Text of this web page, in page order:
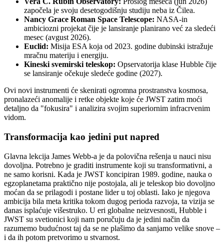
započela je svoju desetogodišnju studiju neba iz Čilea.
Nancy Grace Roman Space Telescope: NASA-in
ambiciozni projekat čije je lansiranje planirano već za sledeći
mesec (avgust 2026).
Euclid: Misija ESA koja od 2023. godine dubinski istražuje
mračnu materiju i energiju.
Kineski svemirski teleskop: Opservatorija klase Hubble čije
se lansiranje očekuje sledeće godine (2027).
Ovi novi instrumenti će skenirati ogromna prostranstva kosmosa,
pronalazeći anomalije i retke objekte koje će JWST zatim moći
detaljno da "fokusira" i analizira svojim superiornim infracrvenim
vidom.
Transformacija kao jedini put napred
Glavna lekcija James Webb-a je da polovična rešenja u nauci nisu
dovoljna. Potrebno je graditi instrumente koji su transformativni, a
ne samo korisni. Kada je JWST koncipiran 1989. godine, nauka o
egzoplanetama praktično nije postojala, ali je teleskop bio dovoljno
moćan da se prilagodi i postane lider u toj oblasti. Iako je njegova
ambicija bila meta kritika tokom dugog perioda razvoja, ta vizija se
danas isplaćuje višestruko. U eri globalne neizvesnosti, Hubble i
JWST su svetionici koji nam poručuju da je jedini način da
razumemo budućnost taj da se ne plašimo da sanjamo velike snove –
i da ih potom pretvorimo u stvarnost.